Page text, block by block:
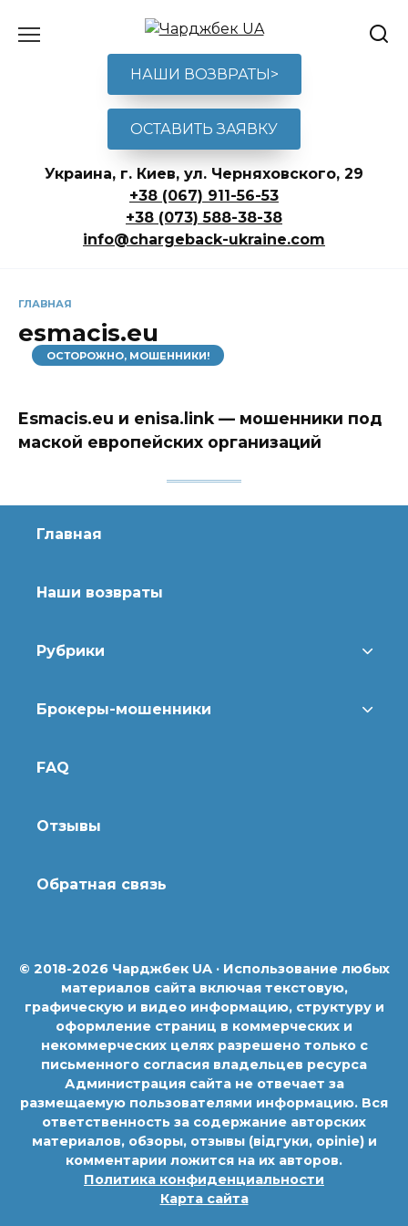
НАШИ ВОЗВРАТЫ>
ОСТАВИТЬ ЗАЯВКУ
Украина, г. Киев, ул. Черняховского, 29
+38 (067) 911-56-53
+38 (073) 588-38-38
info@chargeback-ukraine.com
ГЛАВНАЯ
esmacis.eu
ОСТОРОЖНО, МОШЕННИКИ!
Esmacis.eu и enisa.link — мошенники под
маской европейских организаций
Главная
Наши возвраты
Рубрики
Брокеры-мошенники
FAQ
Отзывы
Обратная связь
© 2018-2026 Чарджбек UA · Использование любых
материалов сайта включая текстовую,
графическую и видео информацию, структуру и
оформление страниц в коммерческих и
некоммерческих целях разрешено только с
письменного согласия владельцев ресурса
Администрация сайта не отвечает за
размещаемую пользователями информацию. Вся
ответственность за содержание авторских
материалов, обзоры, отзывы (відгуки, opinie) и
комментарии ложится на их авторов.
Политика конфиденциальности
Карта сайта